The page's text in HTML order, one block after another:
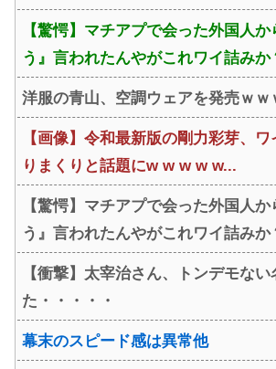
【驚愕】マチアプで会った外国人か
う』言われたんやがこれワイ詰みか
洋服の青山、空調ウェアを発売ｗｗ
【画像】令和最新版の剛力彩芽、
りまくりと話題にw w w w w...
【驚愕】マチアプで会った外国人か
う』言われたんやがこれワイ詰みか
【衝撃】太宰治さん、トンデモな
た・・・・・
幕末のスピード感は異常他